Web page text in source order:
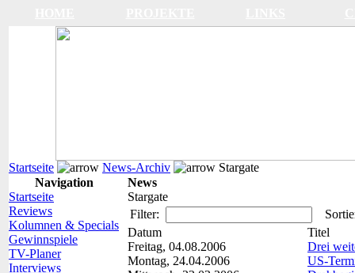
Startseite News-Archiv
Stargate
Navigation
Startseite
Reviews
Kolumnen & Specials
Gewinnspiele
TV-Planer
Interviews
News
Stargate
Filter:
Datum
Titel
Freitag, 04.08.2006
Drei
Montag, 24.04.2006
US-